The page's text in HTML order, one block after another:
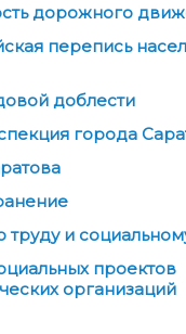
дорожного
перепись
доблести
города
труду и
проектов
организаций